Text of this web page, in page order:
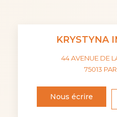
KRYSTYNA
44 AVENUE DE
75013
Nous écrire